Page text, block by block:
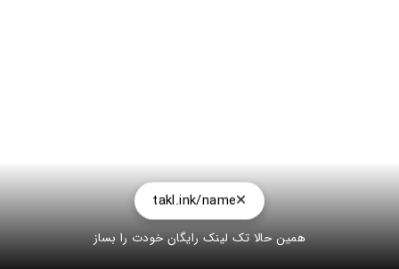
takl.ink/name
همین حالا تک لینک رایگان خودت را بساز